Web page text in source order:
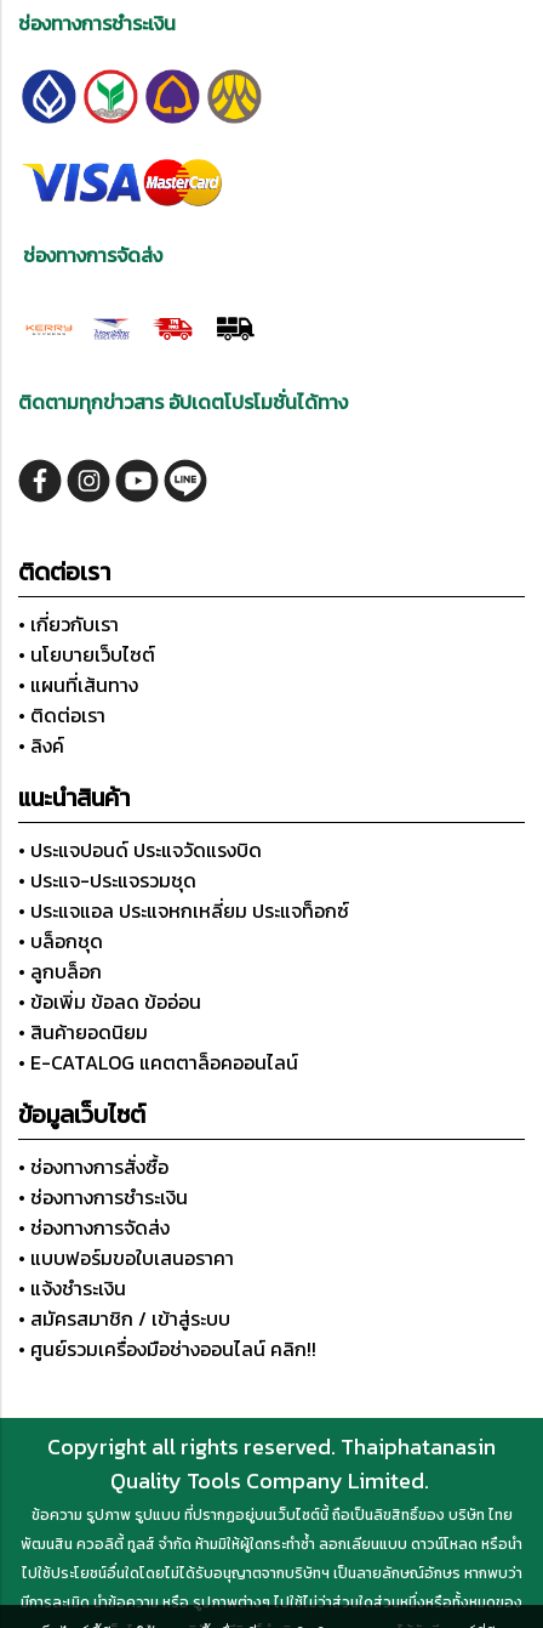
ช่องทางการชำระเงิน
ช่องทางการจัดส่ง
ติดตามทุกข่าวสาร อัปเดตโปรโมชั่นได้ทาง
ติดต่อเรา
• เกี่ยวกับเรา
• นโยบายเว็บไซต์
• แผนที่เส้นทาง
• ติดต่อเรา
• ลิงค์
แนะนำสินค้า
• ประแจปอนด์ ประแจวัดแรงบิด
• ประแจ-ประแจรวมชุด
• ประแจแอล ประแจหกเหลี่ยม ประแจท็อกซ์
• บล็อกชุด
• ลูกบล็อก
• ข้อเพิ่ม ข้อลด ข้ออ่อน
• สินค้ายอดนิยม
• E-CATALOG แคตตาล็อคออนไลน์
ข้อมูลเว็บไซต์
• ช่องทางการสั่งซื้อ
• ช่องทางการชำระเงิน
• ช่องทางการจัดส่ง
• แบบฟอร์มขอใบเสนอราคา
• แจ้งชำระเงิน
• สมัครสมาชิก / เข้าสู่ระบบ
• ศูนย์รวมเครื่องมือช่างออนไลน์ คลิก!!
Copyright all rights reserved. Thaiphatanasin
Quality Tools Company Limited.
ข้อความ รูปภาพ รูปแบบ ที่ปรากฏอยู่บนเว็บไซต์นี้ ถือเป็นลิขสิทธิ์ของ บริษัท ไทย
พัฒนสิน ควอลิตี้ ทูลส์ จำกัด ห้ามมิให้ผู้ใดกระทำซ้ำ ลอกเลียนแบบ ดาวน์โหลด หรือนำ
ไปใช้ประโยชน์อื่นใดโดยไม่ได้รับอนุญาตจากบริษัทฯ เป็นลายลักษณ์อักษร หากพบว่า
มีการละเมิด นำข้อความ หรือ รูปภาพต่างๆ ไปใช้ไม่ว่าส่วนใดส่วนหนึ่งหรือทั้งหมดของ